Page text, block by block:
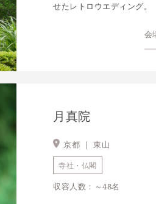
せたレトロウエディング。
会
月真院
京都 ｜ 東山
寺社・仏閣
収容人数：～48名